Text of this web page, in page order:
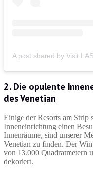
2. Die opulente
des Venetian
Einige der Resorts am Strip
Inneneinrichtung einen
Innenräume, sind unserer
Venetian zu finden. Der
von 13.000 Quadratmetern
dekoriert.